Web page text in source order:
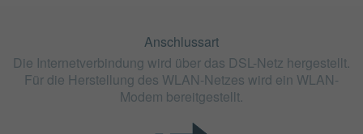
Anschlussart
Die Internetverbindung wird über das DSL-Netz hergestellt.
Für die Herstellung des WLAN-Netzes wird ein WLAN-
Modem bereitgestellt.